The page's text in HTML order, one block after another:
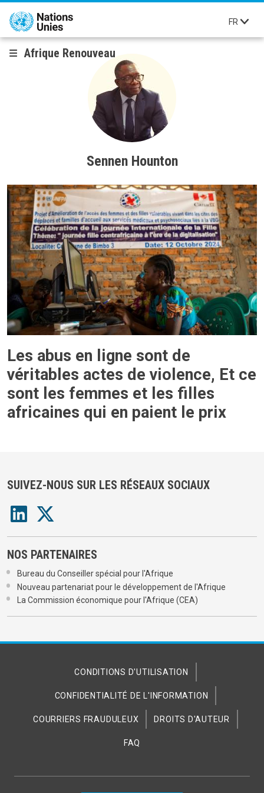
Aller au contenu principal
FR
Afrique Renouveau
Sennen Hounton
Les abus en ligne sont de
véritables actes de violence, Et ce
sont les femmes et les filles
africaines qui en paient le prix
SUIVEZ-NOUS SUR LES RÉSEAUX SOCIAUX
NOS PARTENAIRES
Bureau du Conseiller spécial pour l'Afrique
Nouveau partenariat pour le développement de l'Afrique
La Commission économique pour l'Afrique (CEA)
CONDITIONS D'UTILISATION
CONFIDENTIALITÉ DE L'INFORMATION
COURRIERS FRAUDULEUX DROITS D'AUTEUR
FAQ